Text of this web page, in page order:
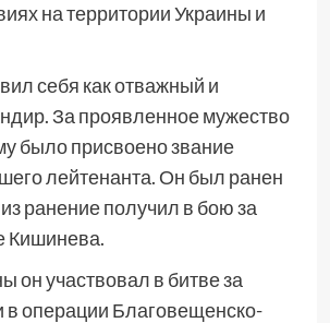
на территории Украины и
себя как отважный и
За проявленное мужество
было присвоено звание
лейтенанта. Он был ранен
ранение получил в бою за
Кишинева.
он участвовал в битве за
в операции Благовещенско-